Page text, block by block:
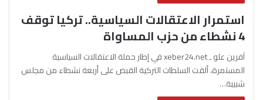
استمرار الاعتقالات السياسية.. تركيا توقف
4 نشطاء من حزب المساواة
آفرين علو ـ xeber24.net في إطار حملة الاعتقالات السياسية
المستمرة، ألقت السلطات التركية القبض على أربعة نشطاء من مجلس
شبيبة…